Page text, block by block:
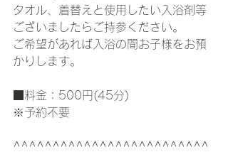
タオル、着替えと使用したい入浴剤等
ございましたらご持参ください。
ご希望があれば入浴の間お子様をお預
かりします。
■料金：500円(45分)
※予約不要
^^^^^^^^^^^^^^^^^^^^^^^^^